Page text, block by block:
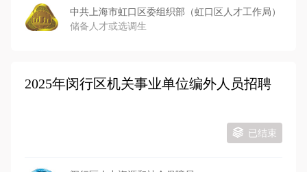
中共上海市虹口区委组织部（虹口区人才工作局）
储备人才或选调生
2025年闵行区机关事业单位编外人员招聘
已结束